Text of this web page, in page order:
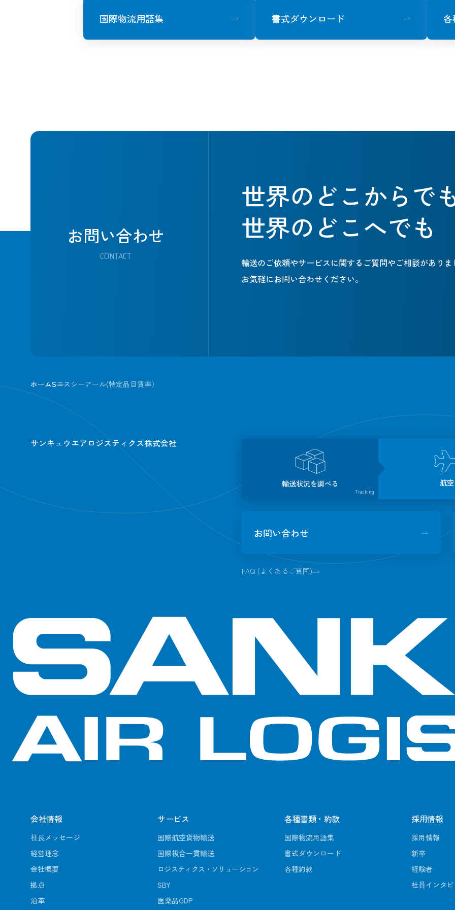
国際物流用語集 書式ダウンロード 各
お問い合わせ
CONTACT
世界のどこからで
世界のどこへでも
輸送のご依頼やサービスに関するご質問やご相談があり
お気軽にお問い合わせください。
ホームSエスシーアール(特定品目賃率）
サンキュウエアロジスティクス株式会社
輸送状況を調べる
Tracking
航空
お問い合わせ
FAQ (よくあるご質問)
会社情報
社長メッセージ
経営理念
会社概要
拠点
沿革
サービス
国際航空貨物輸送
国際複合一貫輸送
ロジスティクス・ソリューション
SBY
医薬品GDP
各種書類・約款
国際物流用語集
書式ダウンロード
各種約款
採用情報
採用情報
新卒
経験者
社員インタ